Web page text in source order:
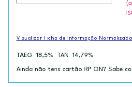
Visualizar Ficha de Informação Normalizada
TAEG 18,5% TAN 14,79%
Ainda não tens cartão RP ON? Sabe